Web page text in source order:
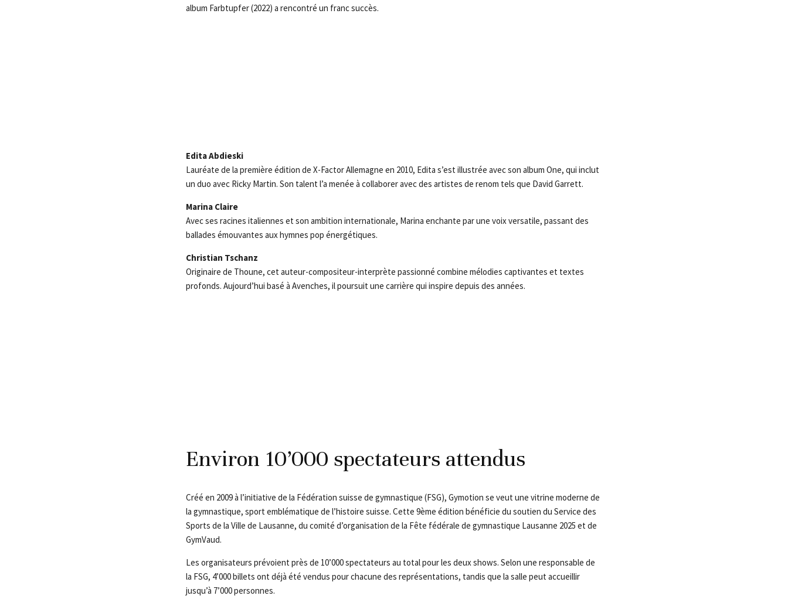
album Farbtupfer (2022) a rencontré un franc succès.
Edita Abdieski
Lauréate de la première édition de X-Factor Allemagne en 2010, Edita s’est illustrée avec son album One, qui inclut
un duo avec Ricky Martin. Son talent l’a menée à collaborer avec des artistes de renom tels que David Garrett.
Marina Claire
Avec ses racines italiennes et son ambition internationale, Marina enchante par une voix versatile, passant des
ballades émouvantes aux hymnes pop énergétiques.
Christian Tschanz
Originaire de Thoune, cet auteur-compositeur-interprète passionné combine mélodies captivantes et textes
profonds. Aujourd’hui basé à Avenches, il poursuit une carrière qui inspire depuis des années.
Environ 10’000 spectateurs attendus
Créé en 2009 à l’initiative de la Fédération suisse de gymnastique (FSG), Gymotion se veut une vitrine moderne de
la gymnastique, sport emblématique de l’histoire suisse. Cette 9ème édition bénéficie du soutien du Service des
Sports de la Ville de Lausanne, du comité d’organisation de la Fête fédérale de gymnastique Lausanne 2025 et de
GymVaud.
Les organisateurs prévoient près de 10’000 spectateurs au total pour les deux shows. Selon une responsable de
la FSG, 4’000 billets ont déjà été vendus pour chacune des représentations, tandis que la salle peut accueillir
jusqu’à 7’000 personnes.